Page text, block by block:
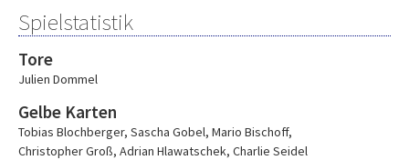
Spielstatistik
Tore
Julien Dommel
Gelbe Karten
Tobias Blochberger, Sascha Gobel, Mario Bischoff,
Christopher Groß, Adrian Hlawatschek, Charlie Seidel